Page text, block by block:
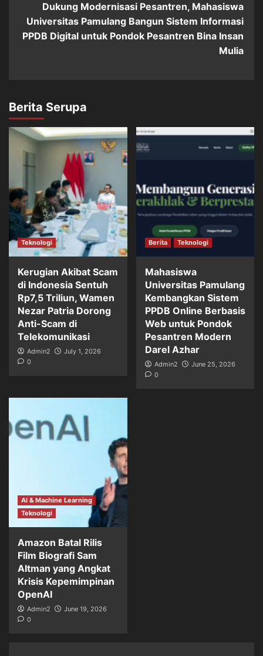
Dukung Modernisasi Pesantren, Mahasiswa
Universitas Pamulang Bangun Sistem Informasi
PPDB Digital untuk Pondok Pesantren Bina Insan
Mulia
Berita Serupa
Teknologi
Kerugian Akibat Scam
di Indonesia Sentuh
Rp7,5 Triliun, Wamen
Nezar Patria Dorong
Anti-Scam di
Telekomunikasi
Admin2
July 1, 2026
0
Berita Teknologi
Mahasiswa
Universitas Pamulang
Kembangkan Sistem
PPDB Online Berbasis
Web untuk Pondok
Pesantren Modern
Darel Azhar
Admin2
June 25, 2026
0
AI & Machine Learning
Teknologi
Amazon Batal Rilis
Film Biografi Sam
Altman yang Angkat
Krisis Kepemimpinan
OpenAI
Admin2
June 19, 2026
0